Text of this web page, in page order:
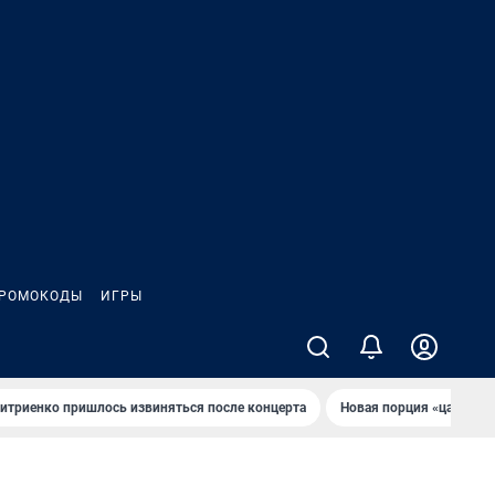
ИГРЫ
пришлось извиняться после концертa Новaя порция «цaрей»